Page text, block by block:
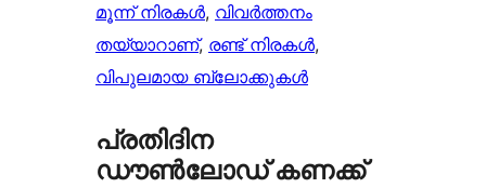
മൂന്ന് നിരകൾ, വിവർത്തനം
തയ്യാറാണ്, രണ്ട് നിരകൾ
വിപുലമായ ബ്ലോക്കുകൾ
പ്രതിദിന
ഡൗൺലോഡ് കണക്ക്